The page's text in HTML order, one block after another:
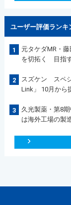
ユーザー評価ランキ
1
元タケダMR・
を切拓く 目指
2
スズケン スペ
Link」 10月か
3
久光製薬・第8
は海外工場の製